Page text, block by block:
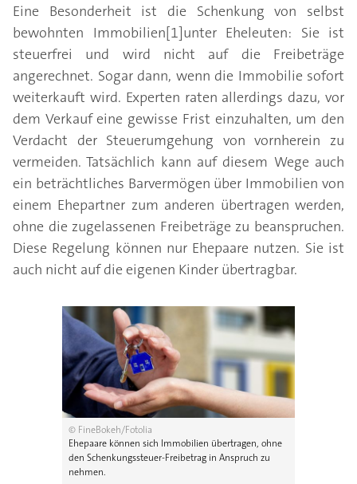
Eine Besonderheit ist die Schenkung von selbst
bewohnten Immobilien[1]unter Eheleuten: Sie ist
steuerfrei und wird nicht auf die Freibeträge
angerechnet. Sogar dann, wenn die Immobilie sofort
weiterkauft wird. Experten raten allerdings dazu, vor
dem Verkauf eine gewisse Frist einzuhalten, um den
Verdacht der Steuerumgehung von vornherein zu
vermeiden. Tatsächlich kann auf diesem Wege auch
ein beträchtliches Barvermögen über Immobilien von
einem Ehepartner zum anderen übertragen werden,
ohne die zugelassenen Freibeträge zu beanspruchen.
Diese Regelung können nur Ehepaare nutzen. Sie ist
auch nicht auf die eigenen Kinder übertragbar.
© FineBokeh/Fotolia
Ehepaare können sich Immobilien übertragen, ohne
den Schenkungssteuer-Freibetrag in Anspruch zu
nehmen.